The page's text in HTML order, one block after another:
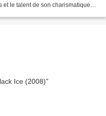
et le talent de son charismatique